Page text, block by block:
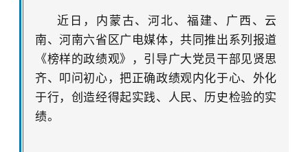
近日，内蒙古、河北、福建、广西、云
南、河南六省区广电媒体，共同推出系列报道
《榜样的政绩观》，引导广大党员干部见贤思
齐、叩问初心，把正确政绩观内化于心、外化
于行，创造经得起实践、人民、历史检验的实
绩。